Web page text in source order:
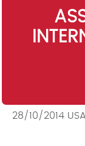
28/10/2014